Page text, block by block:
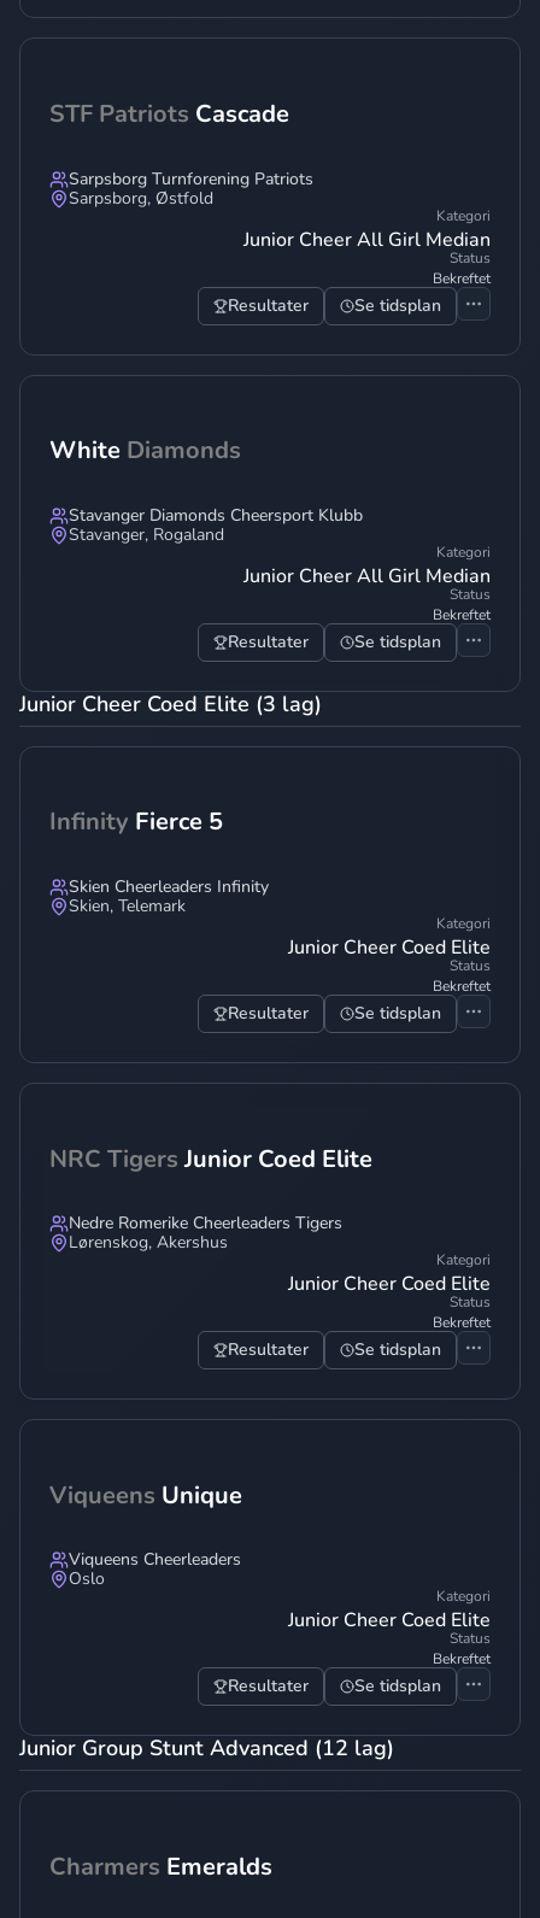
STF Patriots Cascade
Sarpsborg Turnforening Patriots
Sarpsborg, Østfold
Kategori
Junior Cheer All Girl Median
Status
Bekreftet
Resultater Se tidsplan
White Diamonds
Stavanger Diamonds Cheersport Klubb
Stavanger, Rogaland
Kategori
Junior Cheer All Girl Median
Status
Bekreftet
Resultater Se tidsplan
Junior Cheer Coed Elite (3 lag)
Infinity Fierce 5
Skien Cheerleaders Infinity
Skien, Telemark
Kategori
Junior Cheer Coed Elite
Status
Bekreftet
Resultater Se tidsplan
NRC Tigers Junior Coed Elite
Nedre Romerike Cheerleaders Tigers
Lørenskog, Akershus
Kategori
Junior Cheer Coed Elite
Status
Bekreftet
Resultater Se tidsplan
Viqueens Unique
Viqueens Cheerleaders
Oslo
Kategori
Junior Cheer Coed Elite
Status
Bekreftet
Resultater Se tidsplan
Junior Group Stunt Advanced (12 lag)
Charmers Emeralds